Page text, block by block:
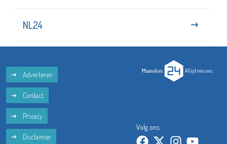
NL24
Adverteren
Contact
Privacy
Disclaimer
Volg ons: